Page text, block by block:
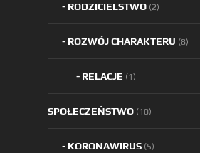
RODZICIELSTWO (2)
ROZWÓJ CHARAKTERU (8)
RELACJE (1)
SPOŁECZEŃSTWO (10)
KORONAWIRUS (5)